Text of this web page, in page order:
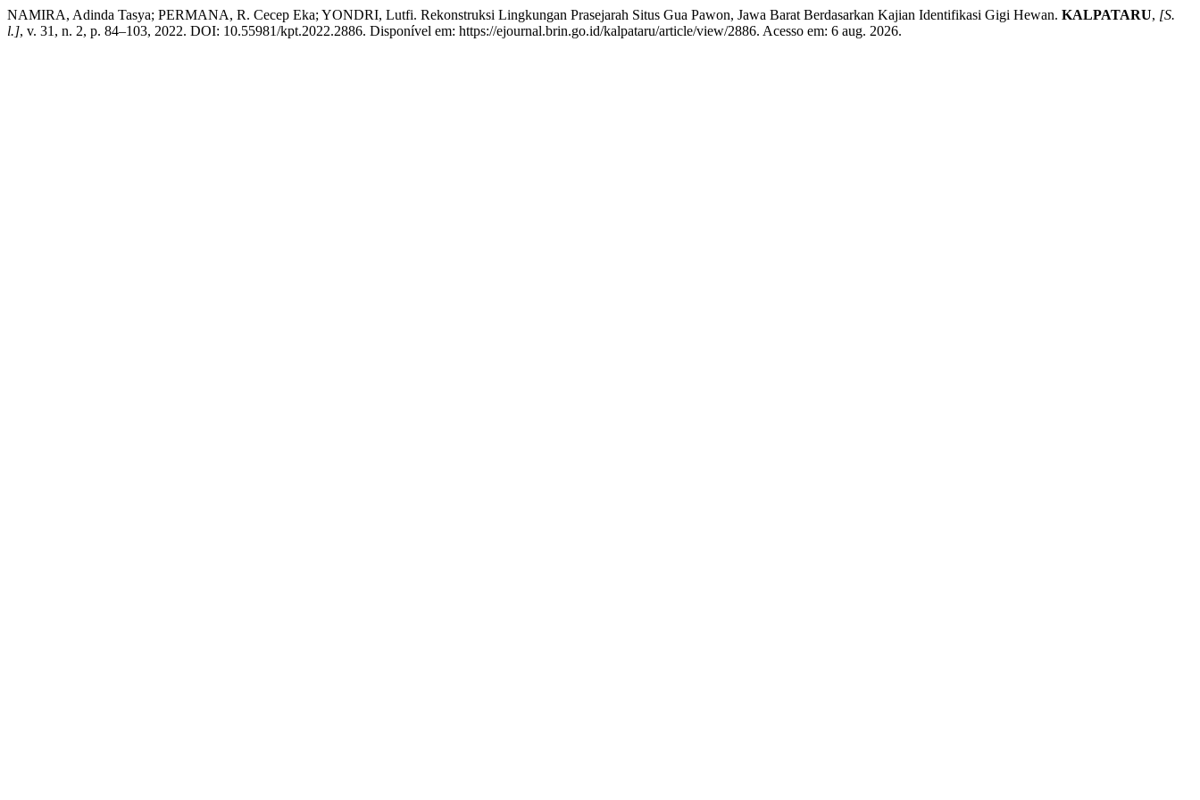
NAMIRA, Adinda Tasya; PERMANA, R. Cecep Eka; YONDRI, Lutfi. Rekonstruksi Lingkungan Prasejarah Situs Gua Pawon, Jawa Barat Berdasarkan Kajian Identifikasi Gigi Hewan. KALPATARU, [S.
l.], v. 31, n. 2, p. 84–103, 2022. DOI: 10.55981/kpt.2022.2886. Disponível em: https://ejournal.brin.go.id/kalpataru/article/view/2886. Acesso em: 6 aug. 2026.